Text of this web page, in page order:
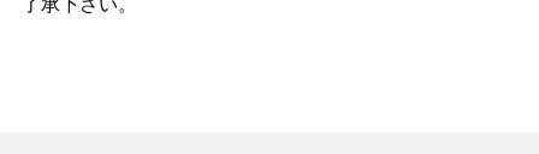
了承下さい。